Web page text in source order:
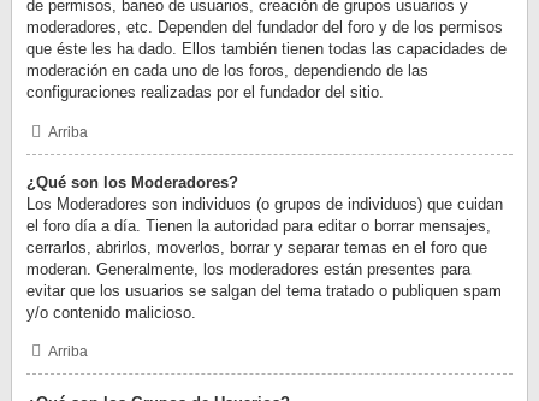
de permisos, baneo de usuarios, creación de grupos usuarios y
moderadores, etc. Dependen del fundador del foro y de los permisos
que éste les ha dado. Ellos también tienen todas las capacidades de
moderación en cada uno de los foros, dependiendo de las
configuraciones realizadas por el fundador del sitio.
Arriba
¿Qué son los Moderadores?
Los Moderadores son individuos (o grupos de individuos) que cuidan
el foro día a día. Tienen la autoridad para editar o borrar mensajes,
cerrarlos, abrirlos, moverlos, borrar y separar temas en el foro que
moderan. Generalmente, los moderadores están presentes para
evitar que los usuarios se salgan del tema tratado o publiquen spam
y/o contenido malicioso.
Arriba